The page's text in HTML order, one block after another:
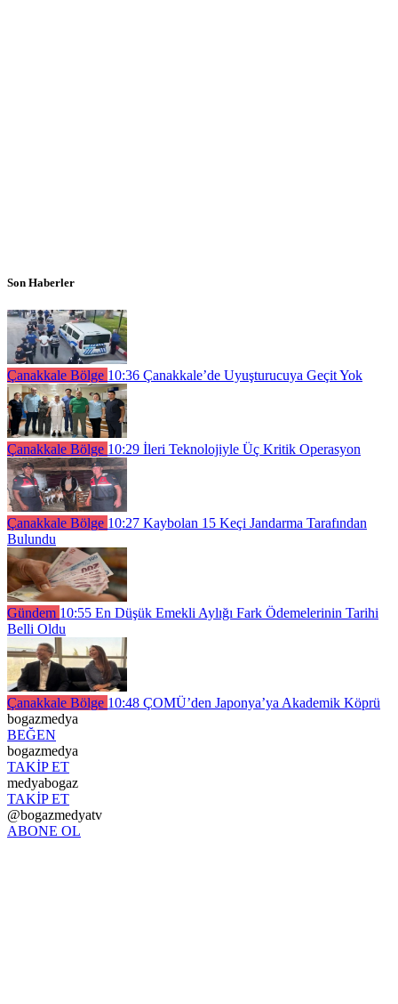
Son Haberler
Çanakkale Bölge 10:36 Çanakkale’de Uyuşturucuya Geçit Yok
Çanakkale Bölge 10:29 İleri Teknolojiyle Üç Kritik Operasyon
Çanakkale Bölge 10:27 Kaybolan 15 Keçi Jandarma Tarafından
Bulundu
Gündem 10:55 En Düşük Emekli Aylığı Fark Ödemelerinin Tarihi
Belli Oldu
Çanakkale Bölge 10:48 ÇOMÜ’den Japonya’ya Akademik Köprü
bogazmedya
BEĞEN
bogazmedya
TAKİP ET
medyabogaz
TAKİP ET
@bogazmedyatv
ABONE OL